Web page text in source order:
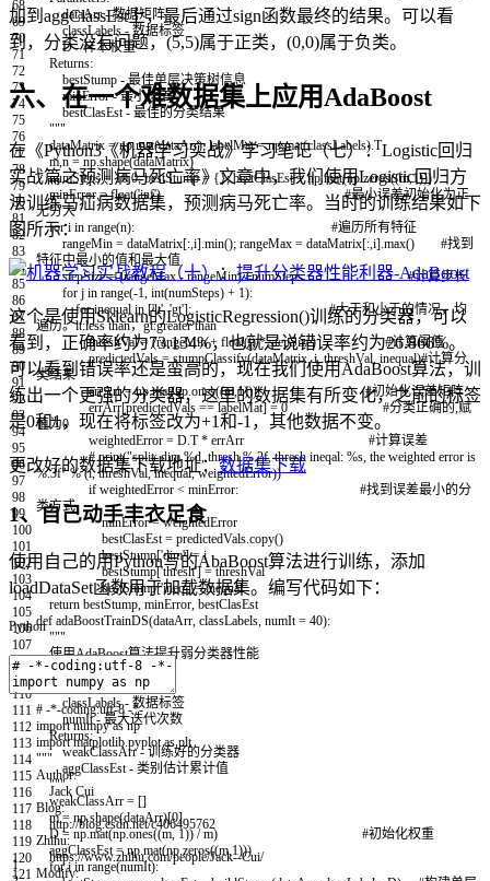
68
69
70
71
72
73
74
75
76
77
78
79
80
81
82
83
84
85
86
87
88
89
90
91
92
93
94
95
96
97
98
99
100
101
102
103
104
105
106
107
108
109
110
111
112
113
114
115
116
117
118
119
120
121
dataArr - 数据矩阵
classLabels - 数据标签
D - 样本权重
Returns:
bestStump - 最佳单层决策树信息
minError - 最小误差
bestClasEst - 最佳的分类结果
"""
dataMatrix = np.mat(dataArr); labelMat = np.mat(classLabels).T
m,n = np.shape(dataMatrix)
numSteps = 10.0; bestStump = {}; bestClasEst = np.mat(np.zeros((m,1)))
minError = float('inf')
#最小误差初始化为正
无穷大
for i in range(n):
#遍历所有特征
rangeMin = dataMatrix[:,i].min(); rangeMax = dataMatrix[:,i].max()
#找到
特征中最小的值和最大值
stepSize = (rangeMax - rangeMin) / numSteps
#计算步长
for j in range(-1, int(numSteps) + 1):
for inequal in ['lt', 'gt']:
#大于和小于的情况，均
遍历。lt:less than，gt:greater than
threshVal = (rangeMin + float(j) * stepSize)
#计算阈值
predictedVals = stumpClassify(dataMatrix, i, threshVal, inequal)#计算分
类结果
errArr = np.mat(np.ones((m,1)))
#初始化误差矩阵
errArr[predictedVals == labelMat] = 0
#分类正确的,赋
值为0
weightedError = D.T * errArr
#计算误差
# print("split: dim %d, thresh %.2f, thresh ineqal: %s, the weighted error is
%.3f" % (i, threshVal, inequal, weightedError))
if weightedError < minError:
#找到误差最小的分
类方式
minError = weightedError
bestClasEst = predictedVals.copy()
bestStump['dim'] = i
bestStump['thresh'] = threshVal
bestStump['ineq'] = inequal
return bestStump, minError, bestClasEst
def adaBoostTrainDS(dataArr, classLabels, numIt = 40):
"""
使用AdaBoost算法提升弱分类器性能
Parameters:
dataArr - 数据矩阵
classLabels - 数据标签
numIt - 最大迭代次数
Returns:
weakClassArr - 训练好的分类器
aggClassEst - 类别估计累计值
"""
weakClassArr = []
m = np.shape(dataArr)[0]
D = np.mat(np.ones((m, 1)) / m)
#初始化权重
aggClassEst = np.mat(np.zeros((m,1)))
for i in range(numIt):
加到aggClassEst上，最后通过sign函数最终的结果。可以看
到，分类没有问题，(5,5)属于正类，(0,0)属于负类。
六、在一个难数据集上应用AdaBoost
在《Python3《机器学习实战》学习笔记（七）：Logistic回归
实战篇之预测病马死亡率》文章中，我们使用Logistic回归方
法训练马疝病数据集，预测病马死亡率。当时的训练结果如下
图所示：
这个是使用Sklearn的LogisticRegression()训练的分类器，可以
看到，正确率约为73.134%，也就是说错误率约为26.866%。
可以看到错误率还是蛮高的，现在我们使用AdaBoost算法，训
练出一个更强的分类器，这里的数据集有所变化，之前的标签
是0和1，现在将标签改为+1和-1，其他数据不变。
更改好的数据集下载地址：数据集下载
1、自己动手丰衣足食
使用自己的用Python写的AbaBoost算法进行训练，添加
loadDataSet函数用于加载数据集。编写代码如下：
Python
1
# -*-coding:utf-8 -*-
import numpyas np
import matplotlib.pyplotas plt
"""
Author:
Jack Cui
Blog:
http://blog.csdn.net/c406495762
Zhihu:
https://www.zhihu.com/people/Jack--Cui/
Modify: